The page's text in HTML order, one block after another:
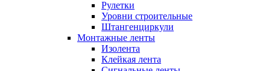
Рулетки
Уровни строительные
Штангенциркули
Монтажные ленты
Изолента
Клейкая лента